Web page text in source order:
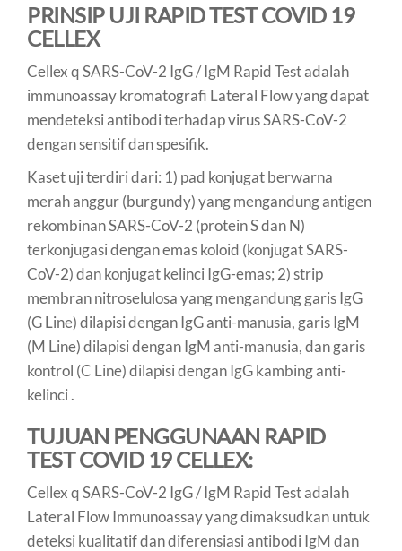
PRINSIP UJI RAPID TEST COVID 19
CELLEX
Cellex q SARS-CoV-2 IgG / IgM Rapid Test adalah
immunoassay kromatografi Lateral Flow yang dapat
mendeteksi antibodi terhadap virus SARS-CoV-2
dengan sensitif dan spesifik.
Kaset uji terdiri dari: 1) pad konjugat berwarna
merah anggur (burgundy) yang mengandung antigen
rekombinan SARS-CoV-2 (protein S dan N)
terkonjugasi dengan emas koloid (konjugat SARS-
CoV-2) dan konjugat kelinci IgG-emas; 2) strip
membran nitroselulosa yang mengandung garis IgG
(G Line) dilapisi dengan IgG anti-manusia, garis IgM
(M Line) dilapisi dengan IgM anti-manusia, dan garis
kontrol (C Line) dilapisi dengan IgG kambing anti-
kelinci .
TUJUAN PENGGUNAAN RAPID
TEST COVID 19 CELLEX:
Cellex q SARS-CoV-2 IgG / IgM Rapid Test adalah
Lateral Flow Immunoassay yang dimaksudkan untuk
deteksi kualitatif dan diferensiasi antibodi IgM dan